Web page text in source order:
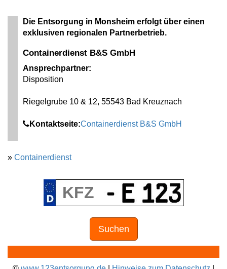
Die Entsorgung in Monsheim erfolgt über einen
exklusiven regionalen Partnerbetrieb.
Containerdienst B&S GmbH
Ansprechpartner:
Disposition
Riegelgrube 10 & 12, 55543 Bad Kreuznach
Kontaktseite:Containerdienst B&S GmbH
» Containerdienst
Suchen